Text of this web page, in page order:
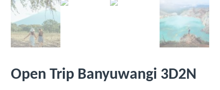
Open Trip Banyuwangi 3D2N